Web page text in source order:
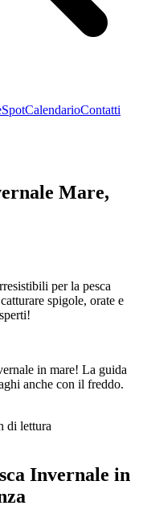
SpotCalendarioContatti
Mare,
per la pesca
spigole, orate e
in mare! La guida
anche con il freddo.
di lettura
Invernale in